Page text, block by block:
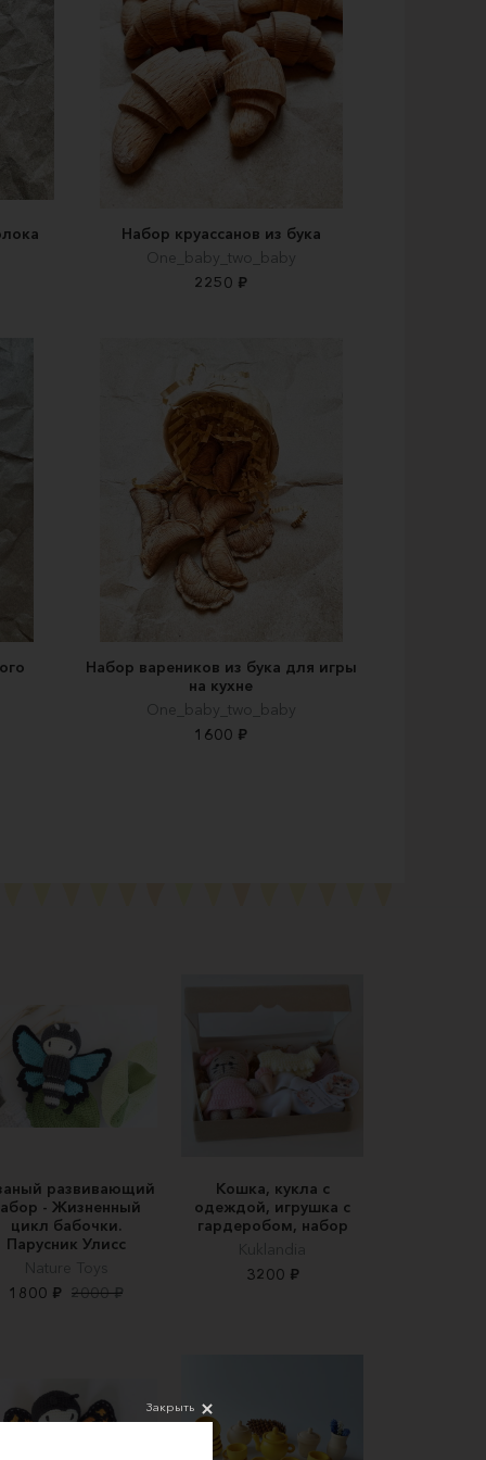
Набор круассанов из бука
One_baby_two_baby
2250 ₽
Набор вареников из бука для игры
на кухне
One_baby_two_baby
1600 ₽
развивающий
- Жизненный
цикл бабочки.
Парусник Улисс
Nature Toys
1800 ₽ 2000 ₽
Кошка, кукла с
одеждой, игрушка с
гардеробом, набор
Kuklandia
3200 ₽
Закрыть